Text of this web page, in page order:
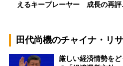
えるキープレーヤー 成長の再
田代尚機のチャイナ・リ
厳しい経済情勢を